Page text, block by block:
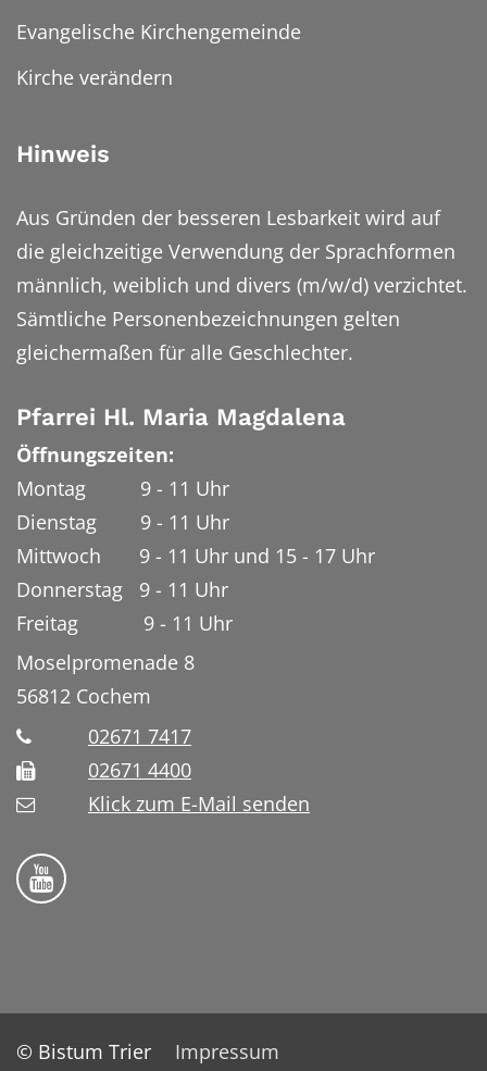
Evangelische Kirchengemeinde
Kirche verändern
Hinweis
Aus Gründen der besseren Lesbarkeit wird auf
die gleichzeitige Verwendung der Sprachformen
männlich, weiblich und divers (m/w/d) verzichtet.
Sämtliche Personenbezeichnungen gelten
gleichermaßen für alle Geschlechter.
Pfarrei Hl. Maria Magdalena
Öffnungszeiten:
Montag 9 - 11 Uhr
Dienstag 9 - 11 Uhr
Mittwoch 9 - 11 Uhr und 15 - 17 Uhr
Donnerstag 9 - 11 Uhr
Freitag 9 - 11 Uhr
Moselpromenade 8
56812 Cochem
02671 7417
02671 4400
Klick zum E-Mail senden
Bistum Trier auf YouTube
© Bistum Trier Impressum